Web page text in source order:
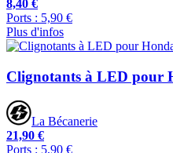
8,40 €
Ports : 5,90 €
Plus d'infos
Clignotants à LED pour
La Bécanerie
21,90 €
Ports : 5,90 €